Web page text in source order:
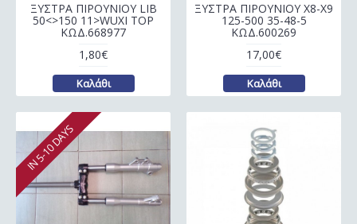
ΞΥΣΤΡΑ ΠΙΡΟΥΝΙΟΥ LIB
50<>150 11>WUXI TOP
ΚΩΔ.668977
1,80€
Καλάθι
ΞΥΣΤΡΑ ΠΙΡΟΥΝΙΟΥ Χ8-Χ9
125-500 35-48-5
ΚΩΔ.600269
17,00€
Καλάθι
IN 5-10 DAYS